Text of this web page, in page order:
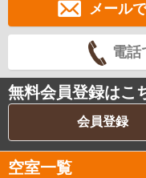
メール
電話
無料会員登録はこ
会員登録
空室一覧